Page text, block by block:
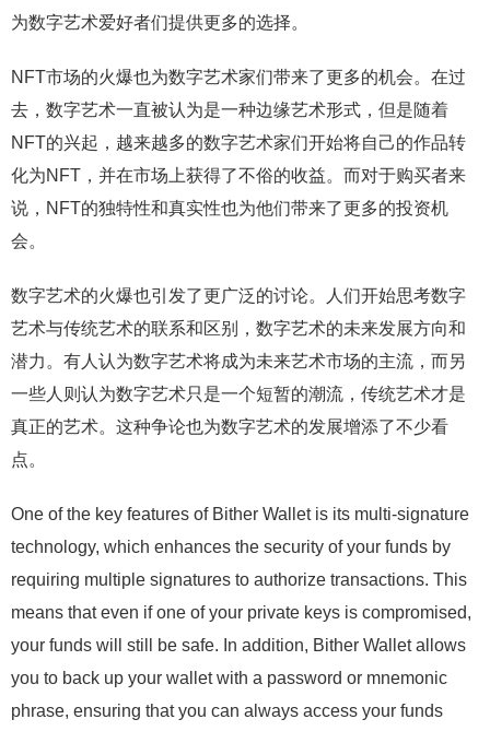
为数字艺术爱好者们提供更多的选择。
NFT市场的火爆也为数字艺术家们带来了更多的机会。在过
去，数字艺术一直被认为是一种边缘艺术形式，但是随着
NFT的兴起，越来越多的数字艺术家们开始将自己的作品转
化为NFT，并在市场上获得了不俗的收益。而对于购买者来
说，NFT的独特性和真实性也为他们带来了更多的投资机
会。
数字艺术的火爆也引发了更广泛的讨论。人们开始思考数字
艺术与传统艺术的联系和区别，数字艺术的未来发展方向和
潜力。有人认为数字艺术将成为未来艺术市场的主流，而另
一些人则认为数字艺术只是一个短暂的潮流，传统艺术才是
真正的艺术。这种争论也为数字艺术的发展增添了不少看
点。
One of the key features of Bither Wallet is its multi-signature
technology, which enhances the security of your funds by
requiring multiple signatures to authorize transactions. This
means that even if one of your private keys is compromised,
your funds will still be safe. In addition, Bither Wallet allows
you to back up your wallet with a password or mnemonic
phrase, ensuring that you can always access your funds